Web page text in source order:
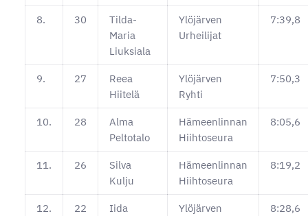
8. 30
Tilda-
Maria
Liuksiala
Ylöjärven
Urheilijat
7:39,8
9. 27
Reea
Hiitelä
Ylöjärven
Ryhti
7:50,3
10. 28
Alma
Peltotalo
Hämeenlinnan
Hiihtoseura
8:05,6
11. 26
Silva
Kulju
Hämeenlinnan
Hiihtoseura
8:19,2
12. 22
Iida
Ylöjärven
8:28,6